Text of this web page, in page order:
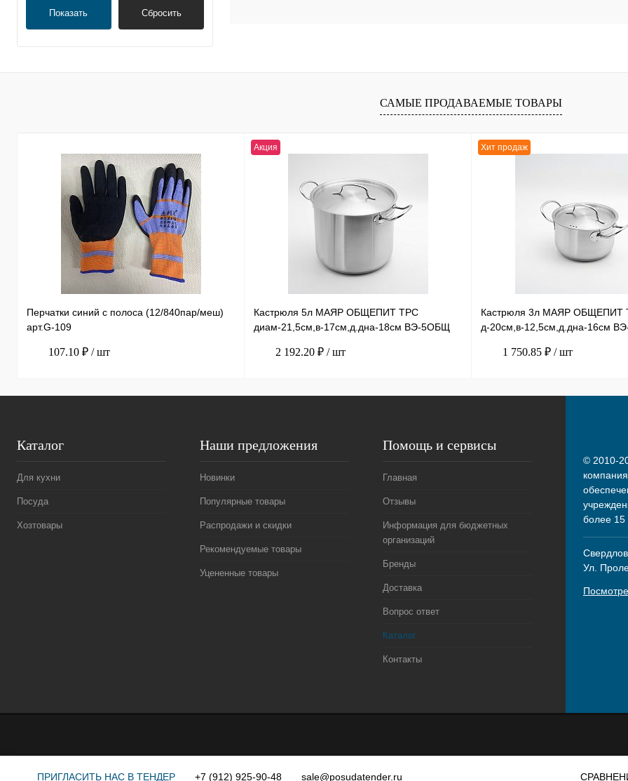
Показать Сбросить
САМЫЕ ПРОДАВАЕМЫЕ ТОВАРЫ
Перчатки синий с полоса (12/840пар/меш)
арт.G-109
107.10 ₽ / шт
Акция
Кастрюля 5л МАЯР ОБЩЕПИТ ТРС
диам-21,5см,в-17см,д.дна-18см ВЭ-5ОБЩ
2 192.20 ₽ / шт
Хит продаж
Кастрюля 3л МАЯР ОБЩЕПИТ
д-20см,в-12,5см,д.дна-16см
1 750.85 ₽ / шт
Каталог
Для кухни
Посуда
Хозтовары
Наши предложения
Новинки
Популярные товары
Распродажи и скидки
Рекомендуемые товары
Уцененные товары
Помощь и сервисы
Главная
Отзывы
Информация для бюджетных
организаций
Бренды
Доставка
Вопрос ответ
Каталог
Контакты
© 2010-
более 15
Ул.
ПРИГЛАСИТЬ НАС В ТЕНДЕР +7 (912) 925-90-48 sale@posudatender.ru